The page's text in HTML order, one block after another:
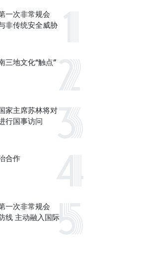
一次非常规会
非传统安全威胁
三地文化“触点”
家主席苏林将对
行国事访问
合作
一次非常规会
线 主动融入国际